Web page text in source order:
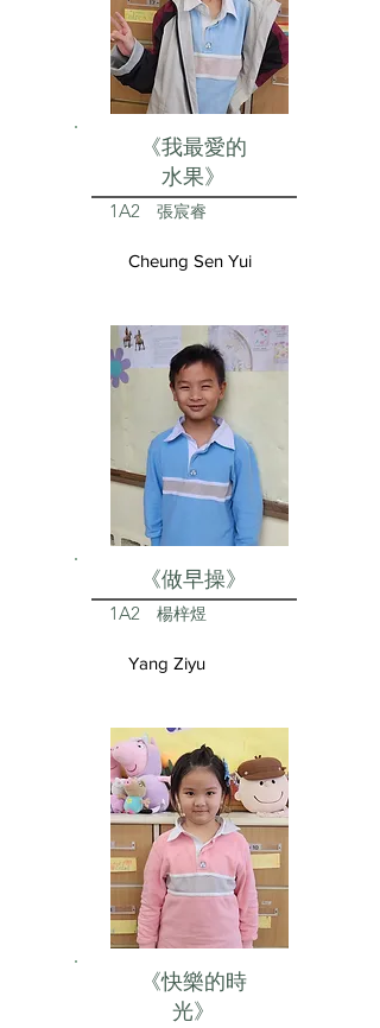
《我最愛的
水果》
1A2 張宸睿
Cheung Sen Yui
《做早操》
1A2 楊梓煜
Yang Ziyu
《快樂的時
光》